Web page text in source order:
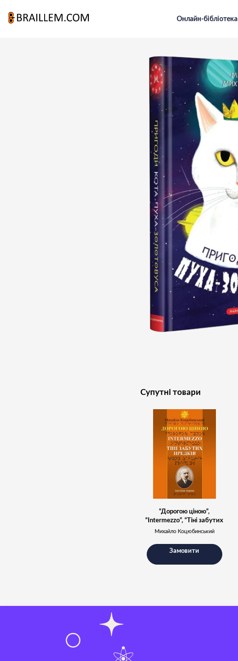
Онлайн-бібліотека
Супутні товари
“Дорогою ціною”,
“Intermezzo”, “Тіні забутих
предків”
Михайло Коцюбинський
Замовити